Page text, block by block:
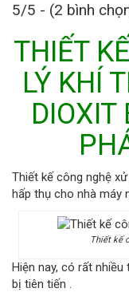
5/5 - (2 bình
THIẾT
LÝ KHÍ
DIOXIT
Thiết kế công nghệ
hấp thụ cho nhà máy
Thiết kế
Hiện nay, có rất
bị tiên tiến .